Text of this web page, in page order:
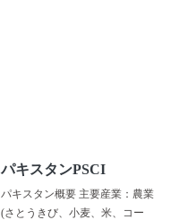
パキスタンPSCI
パキスタン概要 主要産業：農業
(さとうきび、小麦、米、コー